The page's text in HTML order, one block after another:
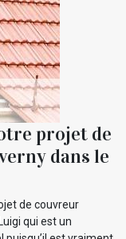
projet de
dans le
de couvreur
qui est un